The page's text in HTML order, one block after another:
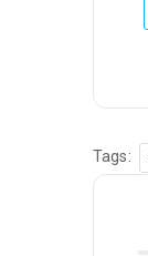
Tags: